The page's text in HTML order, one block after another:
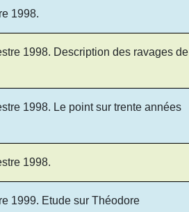
1998.
1998. Description des ravages de
1998. Le point sur trente années
1998.
1999. Etude sur Théodore